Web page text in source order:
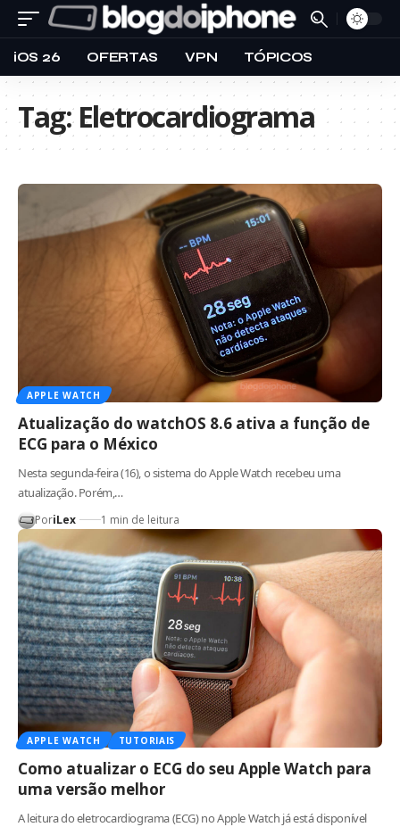
iOS 26 OFERTAS VPN TÓPICOS
Tag:Eletrocardiograma
APPLE WATCH
Atualização do watchOS 8.6 ativa a função de
ECG para o México
Nesta segunda-feira (16), o sistema do Apple Watch recebeu uma
atualização. Porém,…
PoriLex 1 min de leitura
APPLE WATCH TUTORIAIS
Como atualizar o ECG do seu Apple Watch para
uma versão melhor
A leitura do eletrocardiograma (ECG) no Apple Watch já está disponível